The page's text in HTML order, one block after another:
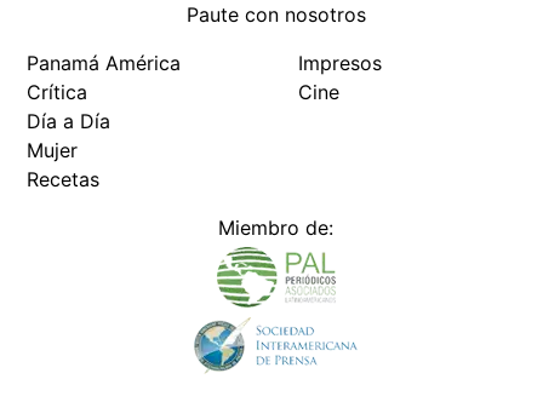
Paute con nosotros
Panamá América
Crítica
Día a Día
Mujer
Recetas
Impresos
Cine
Miembro de: